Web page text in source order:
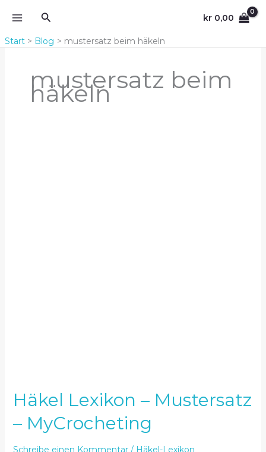
Inhalt
Suchen kr 0,00
Start Blog mustersatz beim häkeln
mustersatz beim
häkeln
Häkel Lexikon – Mustersatz
– MyCrocheting
Schreibe einen Kommentar / Häkel-Lexikon